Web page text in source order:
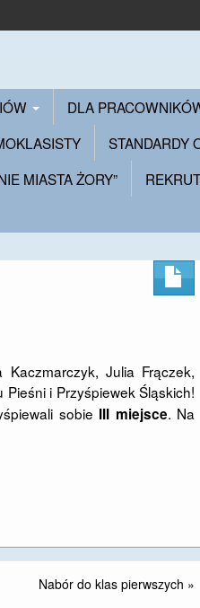
DLA
STANDARDY
MIASTA ŻORY”
Julia Frączek,
Pieśni i Przyśpiewek Śląskich!
sobie III miejsce. Na
Nabór do klas pierwszych »